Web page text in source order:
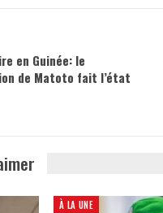
en Guinée: le
de Matoto fait l’état
À LA UNE